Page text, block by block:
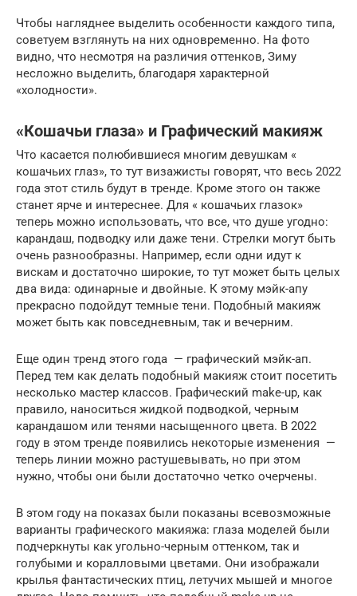
Чтобы нагляднее выделить особенности каждого типа,
советуем взглянуть на них одновременно. На фото
видно, что несмотря на различия оттенков, Зиму
несложно выделить, благодаря характерной
«холодности».
«Кошачьи глаза» и Графический макияж
Что касается полюбившиеся многим девушкам «
кошачьих глаз», то тут визажисты говорят, что весь 2022
года этот стиль будут в тренде. Кроме этого он также
станет ярче и интереснее. Для « кошачьих глазок»
теперь можно использовать, что все, что душе угодно:
карандаш, подводку или даже тени. Стрелки могут быть
очень разнообразны. Например, если одни идут к
вискам и достаточно широкие, то тут может быть целых
два вида: одинарные и двойные. К этому мэйк-апу
прекрасно подойдут темные тени. Подобный макияж
может быть как повседневным, так и вечерним.
Еще один тренд этого года — графический мэйк-ап.
Перед тем как делать подобный макияж стоит посетить
несколько мастер классов. Графический make-up, как
правило, наноситься жидкой подводкой, черным
карандашом или тенями насыщенного цвета. В 2022
году в этом тренде появились некоторые изменения —
теперь линии можно растушевывать, но при этом
нужно, чтобы они были достаточно четко очерчены.
В этом году на показах были показаны всевозможные
варианты графического макияжа: глаза моделей были
подчеркнуты как угольно-черным оттенком, так и
голубыми и коралловыми цветами. Они изображали
крылья фантастических птиц, летучих мышей и многое